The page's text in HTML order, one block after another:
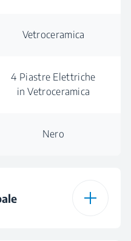
Vetroceramica
4 Piastre Elettriche
in Vetroceramica
Nero